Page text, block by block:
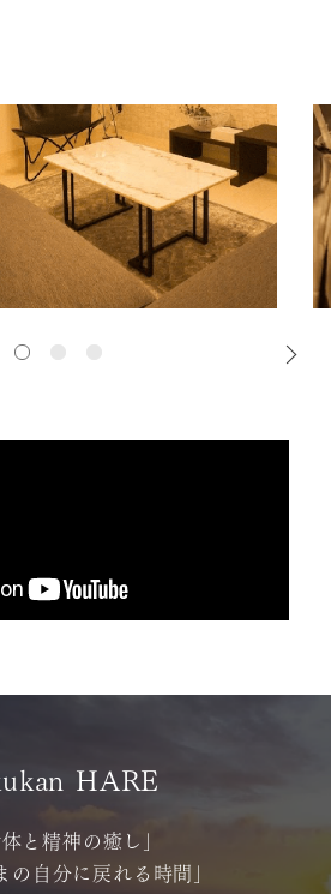
HARE
体と精神の癒し｣
の自分に戻れる時間｣